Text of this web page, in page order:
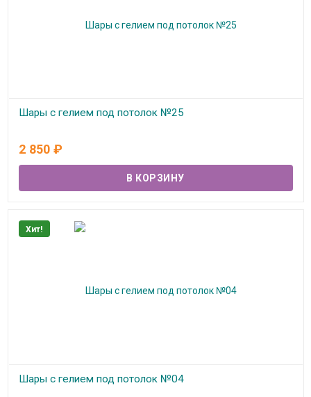
Шары с гелием под потолок №25
2 850 ₽
Хит!
Шары с гелием под потолок №04